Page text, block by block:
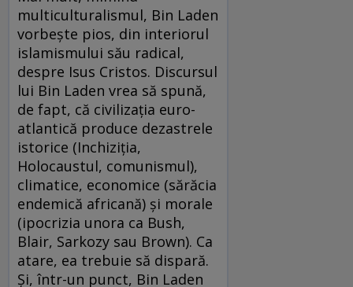
multiculturalismul, Bin Laden
vorbeşte pios, din interiorul
islamismului său radical,
despre Isus Cristos. Discursul
lui Bin Laden vrea să spună,
de fapt, că civilizaţia euro-
atlantică produce dezastrele
istorice (Inchiziţia,
Holocaustul, comunismul),
climatice, economice (sărăcia
endemică africană) şi morale
(ipocrizia unora ca Bush,
Blair, Sarkozy sau Brown). Ca
atare, ea trebuie să dispară.
Şi, într-un punct, Bin Laden